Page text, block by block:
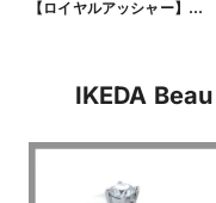
【ロイヤルアッシャー】
IKEDA